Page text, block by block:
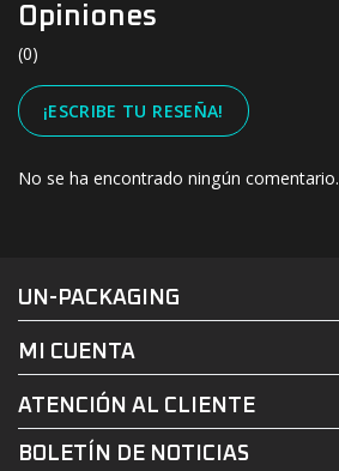
Opiniones
(0)
¡ESCRIBE TU RESEÑA!
No se ha encontrado ningún comentario.
FACEBOOK
UN-PACKAGING
MI CUENTA
ATENCIÓN AL CLIENTE
BOLETÍN DE NOTICIAS